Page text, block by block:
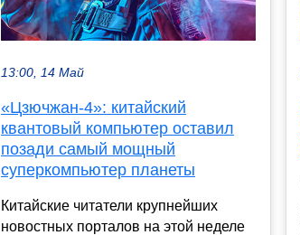
13:00, 14 Май
«Цзючжан-4»: китайский
квантовый компьютер оставил
позади самый мощный
суперкомпьютер планеты
Китайские читатели крупнейших
новостных порталов на этой неделе